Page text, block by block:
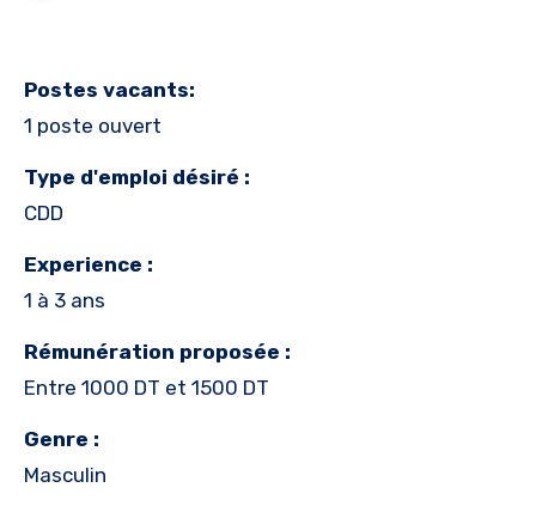
Postes vacants:
1 poste ouvert
Type d'emploi désiré :
CDD
Experience :
1 à 3 ans
Rémunération proposée :
Entre 1000 DT et 1500 DT
Genre :
Masculin